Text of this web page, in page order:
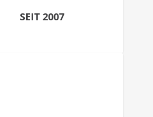
SEIT 2007